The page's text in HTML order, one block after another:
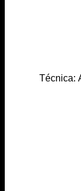
Técnica: